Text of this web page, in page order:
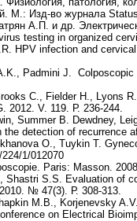
. М.: Изд-во журнала
А.П. и др.
testing in organized
. HPV infection and
Padmini J.
C., Fielder H., Lyons R.
2012. V. 119. Р. 236-244.
Summer B. Dewdney,
the detection of
O., Tuykin T.
1/012070
Paris: Masson.
Shastri S.S. Evaluation of
№ 47(3). Р. 308-313.
M.B., Korjenevsky
on Electrical